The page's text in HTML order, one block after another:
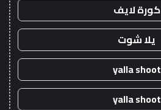
كورة لايف
يلا شوت
yalla shoot
yalla shoot